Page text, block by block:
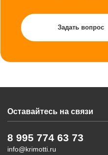
Задать вопрос
Оставайтесь на связи
8 995 774 63 73
info@krimotti.ru